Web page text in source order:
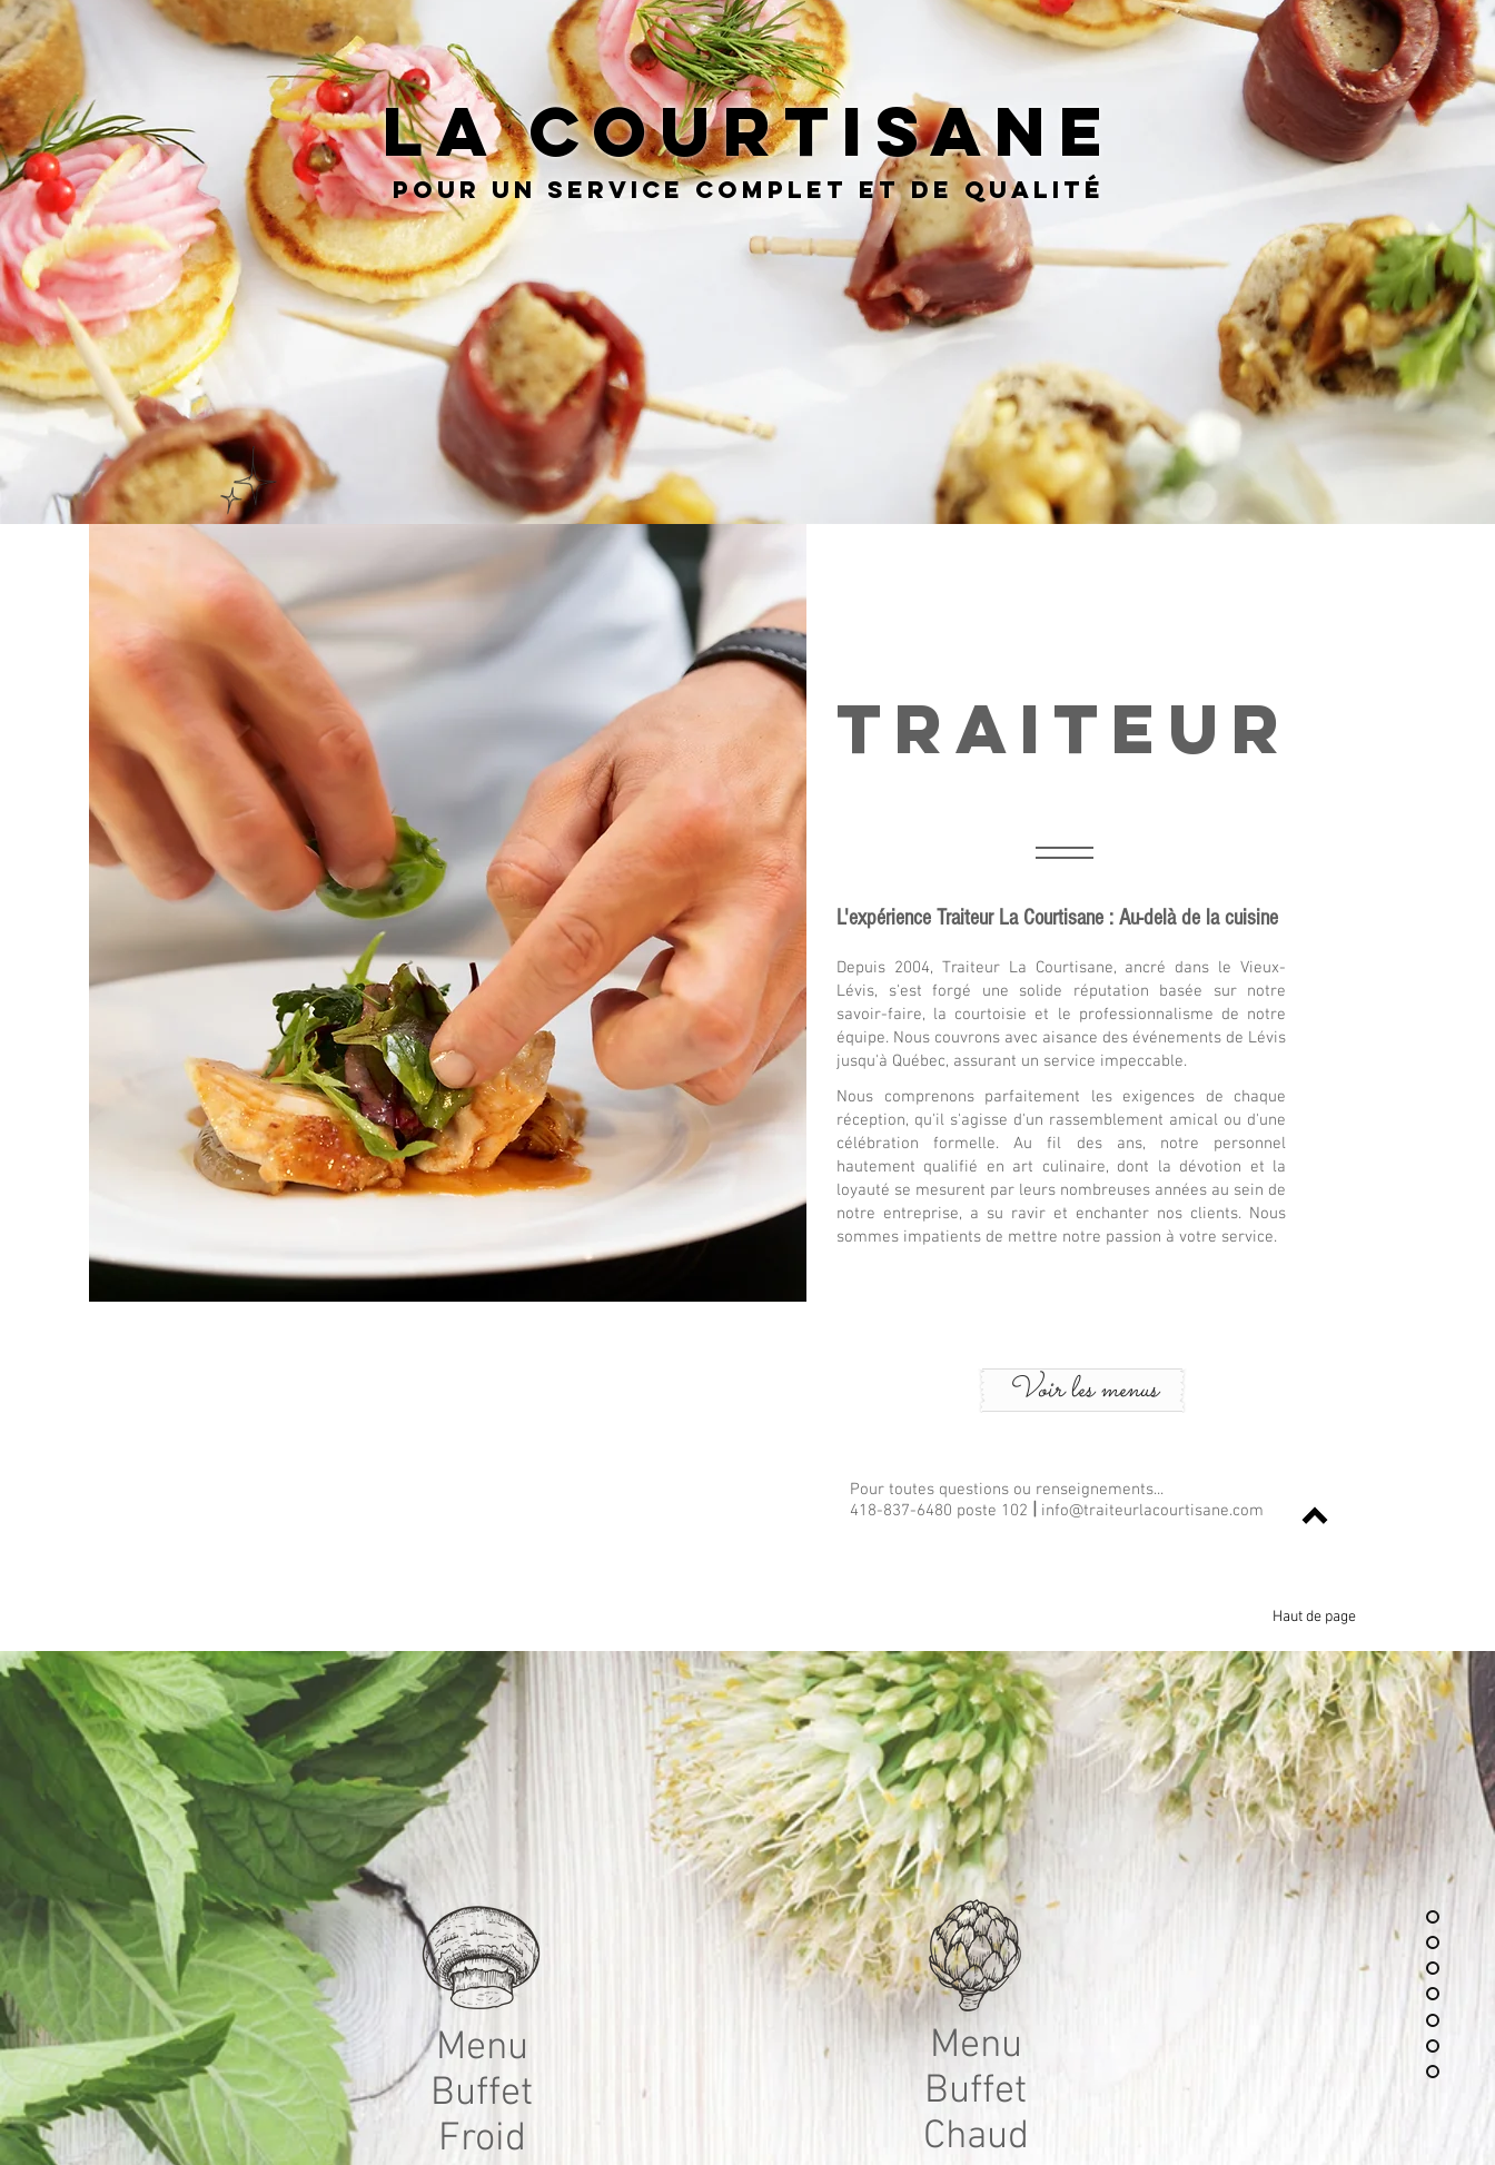
LA COURTISANE
Pour un service complet et de qualité
Traiteur
L'expérience Traiteur La Courtisane : Au-delà de la cuisine
Depuis 2004, Traiteur La Courtisane, ancré dans le Vieux-
Lévis, s'est forgé une solide réputation basée sur notre
savoir-faire, la courtoisie et le professionnalisme de notre
équipe. Nous couvrons avec aisance des événements de Lévis
jusqu'à Québec, assurant un service impeccable.
Nous comprenons parfaitement les exigences de chaque
réception, qu'il s'agisse d'un rassemblement amical ou d'une
célébration formelle. Au fil des ans, notre personnel
hautement qualifié en art culinaire, dont la dévotion et la
loyauté se mesurent par leurs nombreuses années au sein de
notre entreprise, a su ravir et enchanter nos clients. Nous
sommes impatients de mettre notre passion à votre service.
Voir les menus
Pour toutes questions ou renseignements...
418-837-6480 poste 102 | info@traiteurlacourtisane.com
Haut de page
Menu
Buffet
Froid
Menu
Buffet
Chaud